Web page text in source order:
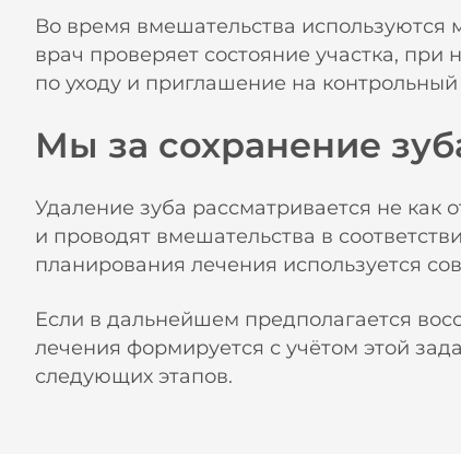
Во время вмешательства
врач проверяет состояние участка,
по уходу и приглашение на
Мы за сохранение
Удаление зуба рассматривается не
и проводят вмешательства в
планирования лечения используется
Если в дальнейшем предполагается
лечения формируется с учётом этой
следующих этапов.